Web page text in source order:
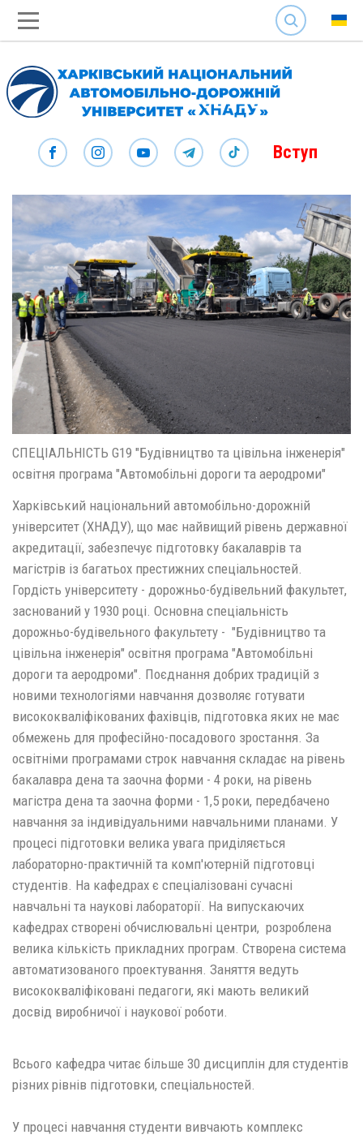
SEARCH
Вступ
СПЕЦІАЛЬНІСТЬ G19 "Будівництво та цівільна інженерія"
освітня програма "Автомобільні дороги та аеродроми"
Харківський національний автомобільно-дорожній
університет (ХНАДУ), що має найвищий рівень державної
акредитації, забезпечує підготовку бакалаврів та
магістрів із багатьох престижних спеціальностей.
Гордість університету - дорожньо-будівельний факультет,
заснований у 1930 році. Основна спеціальність
дорожньо-будівельного факультету - "Будівництво та
цівільна інженерія" освітня програма "Автомобільні
дороги та аеродроми". Поєднання добрих традицій з
новими технологіями навчання дозволяє готувати
висококваліфікованих фахівців, підготовка яких не має
обмежень для професійно-посадового зростання. За
освітніми програмами строк навчання складає на рівень
бакалавра дена та заочна форми - 4 роки, на рівень
магістра дена та заочна форми - 1,5 роки, передбачено
навчання за індивідуальними навчальними планами. У
процесі підготовки велика увага приділяється
лабораторно-практичній та комп'ютерній підготовці
студентів. На кафедрах є спеціалізовані сучасні
навчальні та наукові лабораторії. На випускаючих
кафедрах створені обчислювальні центри, розроблена
велика кількість прикладних програм. Створена система
автоматизованого проектування. Заняття ведуть
висококваліфіковані педагоги, які мають великий
досвід виробничої і наукової роботи.
Всього кафедра читає більше 30 дисциплін для студентів
різних рівнів підготовки, спеціальностей.
У процесі навчання студенти вивчають комплекс